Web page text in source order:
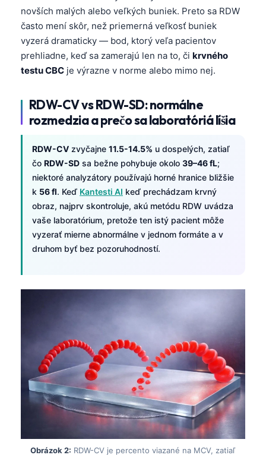
novších malých alebo veľkých buniek. Preto sa RDW
často mení skôr, než priemerná veľkosť buniek
vyzerá dramaticky — bod, ktorý veľa pacientov
prehliadne, keď sa zamerajú len na to, či krvného
testu CBC je výrazne v norme alebo mimo nej.
RDW-CV vs RDW-SD: normálne
rozmedzia a prečo sa laboratóriá líšia
RDW-CV zvyčajne 11.5-14.5% u dospelých, zatiaľ
čo RDW-SD sa bežne pohybuje okolo 39–46 fL;
niektoré analyzátory používajú horné hranice bližšie
k 56 fl. Keď Kantesti AI keď prechádzam krvný
obraz, najprv skontroluje, akú metódu RDW uvádza
vaše laboratórium, pretože ten istý pacient môže
vyzerať mierne abnormálne v jednom formáte a v
druhom byť bez pozoruhodností.
Obrázok 2: RDW-CV je percento viazané na MCV, zatiaľ